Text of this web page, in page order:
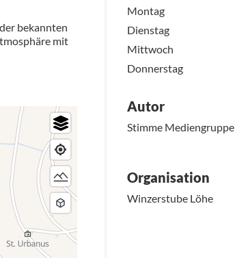
bekannten
mit
Montag
Dienstag
Mittwoch
Donnerstag
Autor
Stimme Mediengruppe
Organisation
Winzerstube Löhe